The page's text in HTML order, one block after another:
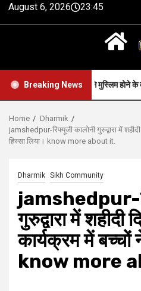
August 6, 2026 23:45
Breaking News
Faith-जन्म से मुस्लिम होने के बावजूद मधुबाला
Home
Dharmik
jamshedpur-रिफ्यूजी कालोनी गुरुद्वारा में
हिस्सा लिया। know more about it.
Dharmik Sikh Community
jamshedpur-
गुरुद्वारा में शहीदी
कार्यक्रम में बच्चों
know more